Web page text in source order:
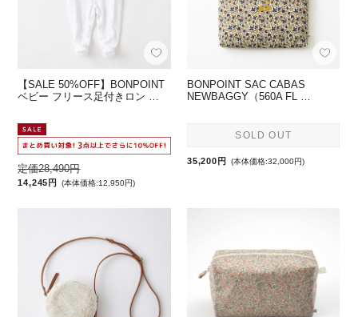
【SALE 50%OFF】BONPOINT
ベビー フリース足付きロン …
定価28,490円
14,245円 (本体価格:12,950円)
BONPOINT SAC CABAS
NEWBAGGY（560A FL …
SOLD OUT
35,200円 (本体価格:32,000円)